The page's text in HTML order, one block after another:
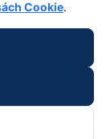
keyboard_arrow_down
keyboard_arrow_down
Cookie.